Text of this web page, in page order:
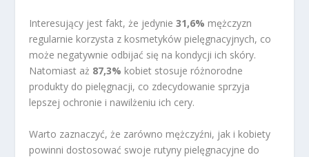
Interesujący jest fakt, że jedynie31,6% mężczyzn
regularnie korzysta z kosmetyków pielęgnacyjnych, co
może negatywnie odbijać się na kondycji ich skóry.
Natomiast aż 87,3% kobiet stosuje różnorodne
produkty do pielęgnacji, co zdecydowanie sprzyja
lepszej ochronie i nawilżeniu ich cery.
Warto zaznaczyć, że zarówno mężczyźni, jak i kobiety
powinni dostosować swoje rutyny pielęgnacyjne do